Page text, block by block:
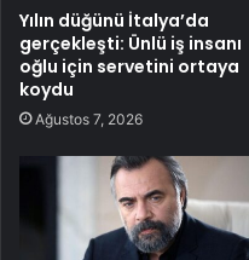
Yılın düğünü İtalya’da
gerçekleşti: Ünlü iş insanı
oğlu için servetini ortaya
koydu
Ağustos 7, 2026